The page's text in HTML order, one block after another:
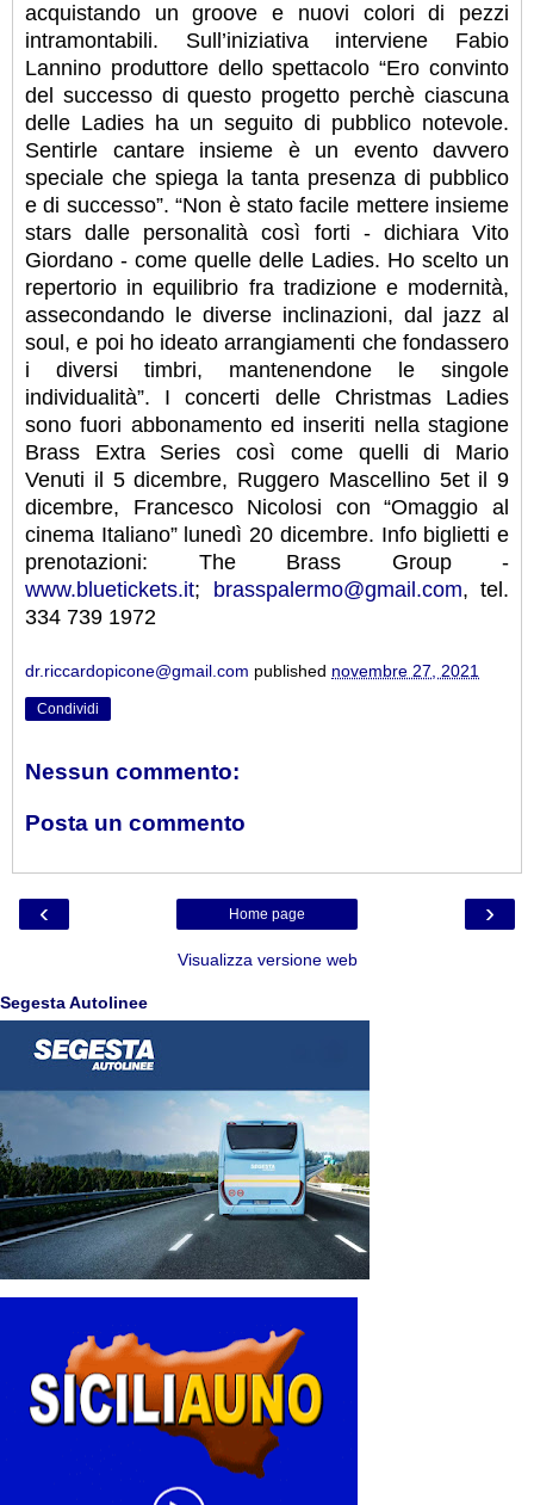
acquistando un groove e nuovi colori di pezzi
intramontabili. Sull’iniziativa interviene Fabio
Lannino produttore dello spettacolo “Ero convinto
del successo di questo progetto perchè ciascuna
delle Ladies ha un seguito di pubblico notevole.
Sentirle cantare insieme è un evento davvero
speciale che spiega la tanta presenza di pubblico
e di successo”. “Non è stato facile mettere insieme
stars dalle personalità così forti - dichiara Vito
Giordano - come quelle delle Ladies. Ho scelto un
repertorio in equilibrio fra tradizione e modernità,
assecondando le diverse inclinazioni, dal jazz al
soul, e poi ho ideato arrangiamenti che fondassero
i diversi timbri, mantenendone le singole
individualità”. I concerti delle Christmas Ladies
sono fuori abbonamento ed inseriti nella stagione
Brass Extra Series così come quelli di Mario
Venuti il 5 dicembre, Ruggero Mascellino 5et il 9
dicembre, Francesco Nicolosi con “Omaggio al
cinema Italiano” lunedì 20 dicembre. Info biglietti e
prenotazioni: The Brass Group -
www.bluetickets.it; brasspalermo@gmail.com, tel.
334 739 1972
dr.riccardopicone@gmail.com published novembre 27, 2021
Condividi
Nessun commento:
Posta un commento
‹ ›
Home page
Visualizza versione web
Segesta Autolinee